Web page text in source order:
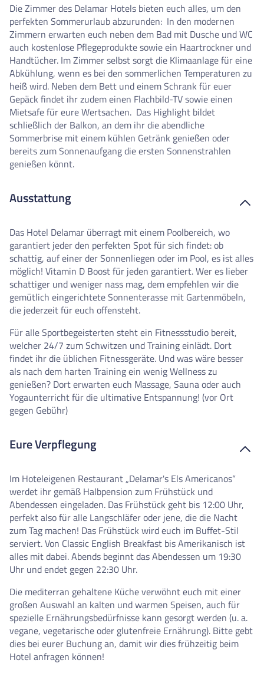
Die Zimmer des Delamar Hotels bieten euch alles, um den
perfekten Sommerurlaub abzurunden: In den modernen
Zimmern erwarten euch neben dem Bad mit Dusche und WC
auch kostenlose Pflegeprodukte sowie ein Haartrockner und
Handtücher. Im Zimmer selbst sorgt die Klimaanlage für eine
Abkühlung, wenn es bei den sommerlichen Temperaturen zu
heiß wird. Neben dem Bett und einem Schrank für euer
Gepäck findet ihr zudem einen Flachbild-TV sowie einen
Mietsafe für eure Wertsachen. Das Highlight bildet
schließlich der Balkon, an dem ihr die abendliche
Sommerbrise mit einem kühlen Getränk genießen oder
bereits zum Sonnenaufgang die ersten Sonnenstrahlen
genießen könnt.
Ausstattung
Das Hotel Delamar überragt mit einem Poolbereich, wo
garantiert jeder den perfekten Spot für sich findet: ob
schattig, auf einer der Sonnenliegen oder im Pool, es ist alles
möglich! Vitamin D Boost für jeden garantiert. Wer es lieber
schattiger und weniger nass mag, dem empfehlen wir die
gemütlich eingerichtete Sonnenterasse mit Gartenmöbeln,
die jederzeit für euch offensteht.
Für alle Sportbegeisterten steht ein Fitnessstudio bereit,
welcher 24/7 zum Schwitzen und Training einlädt. Dort
findet ihr die üblichen Fitnessgeräte. Und was wäre besser
als nach dem harten Training ein wenig Wellness zu
genießen? Dort erwarten euch Massage, Sauna oder auch
Yogaunterricht für die ultimative Entspannung! (vor Ort
gegen Gebühr)
Eure Verpflegung
Im Hoteleigenen Restaurant „Delamar's Els Americanos“
werdet ihr gemäß Halbpension zum Frühstück und
Abendessen eingeladen. Das Frühstück geht bis 12:00 Uhr,
perfekt also für alle Langschläfer oder jene, die die Nacht
zum Tag machen! Das Frühstück wird euch im Buffet-Stil
serviert. Von Classic English Breakfast bis Amerikanisch ist
alles mit dabei. Abends beginnt das Abendessen um 19:30
Uhr und endet gegen 22:30 Uhr.
Die mediterran gehaltene Küche verwöhnt euch mit einer
großen Auswahl an kalten und warmen Speisen, auch für
spezielle Ernährungsbedürfnisse kann gesorgt werden (u. a.
vegane, vegetarische oder glutenfreie Ernährung). Bitte gebt
dies bei eurer Buchung an, damit wir dies frühzeitig beim
Hotel anfragen können!